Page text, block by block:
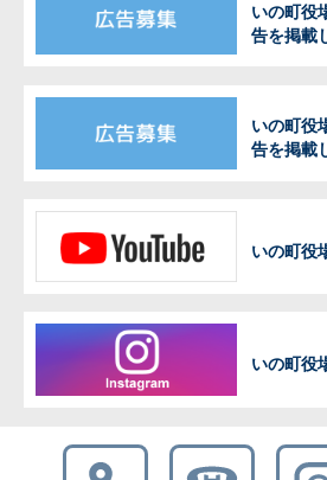
いの町役
告を掲載
いの町役
告を掲載
いの町役
いの町役